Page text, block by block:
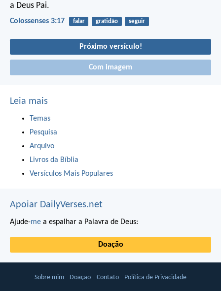
a Deus Pai.
Colossenses 3:17 falar gratidão seguir
Próximo versículo!
Com imagem
Leia mais
Temas
Pesquisa
Arquivo
Livros da Bíblia
Versículos Mais Populares
Apoiar DailyVerses.net
Ajude-me a espalhar a Palavra de Deus:
Doação
Sobre mim Doação Contato Política de Privacidade